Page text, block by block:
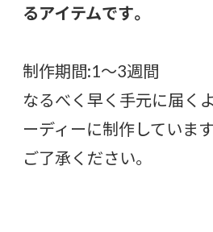
るアイテムです。
制作期間:1〜3週間
なるべく早く手元に届く
ーディーに制作しています
ご了承ください。